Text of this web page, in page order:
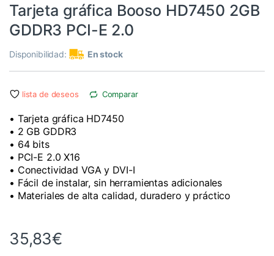
Tarjeta gráfica Booso HD7450 2GB
GDDR3 PCI-E 2.0
Disponibilidad: En stock
lista de deseos Comparar
• Tarjeta gráfica HD7450
• 2 GB GDDR3
• 64 bits
• PCI-E 2.0 X16
• Conectividad VGA y DVI-I
• Fácil de instalar, sin herramientas adicionales
• Materiales de alta calidad, duradero y práctico
35,83€